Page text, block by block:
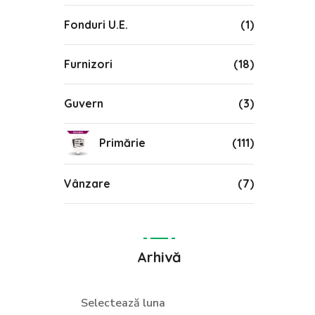
Fonduri U.E. (1)
Furnizori (18)
Guvern (3)
Primărie (111)
Vânzare (7)
Arhivă